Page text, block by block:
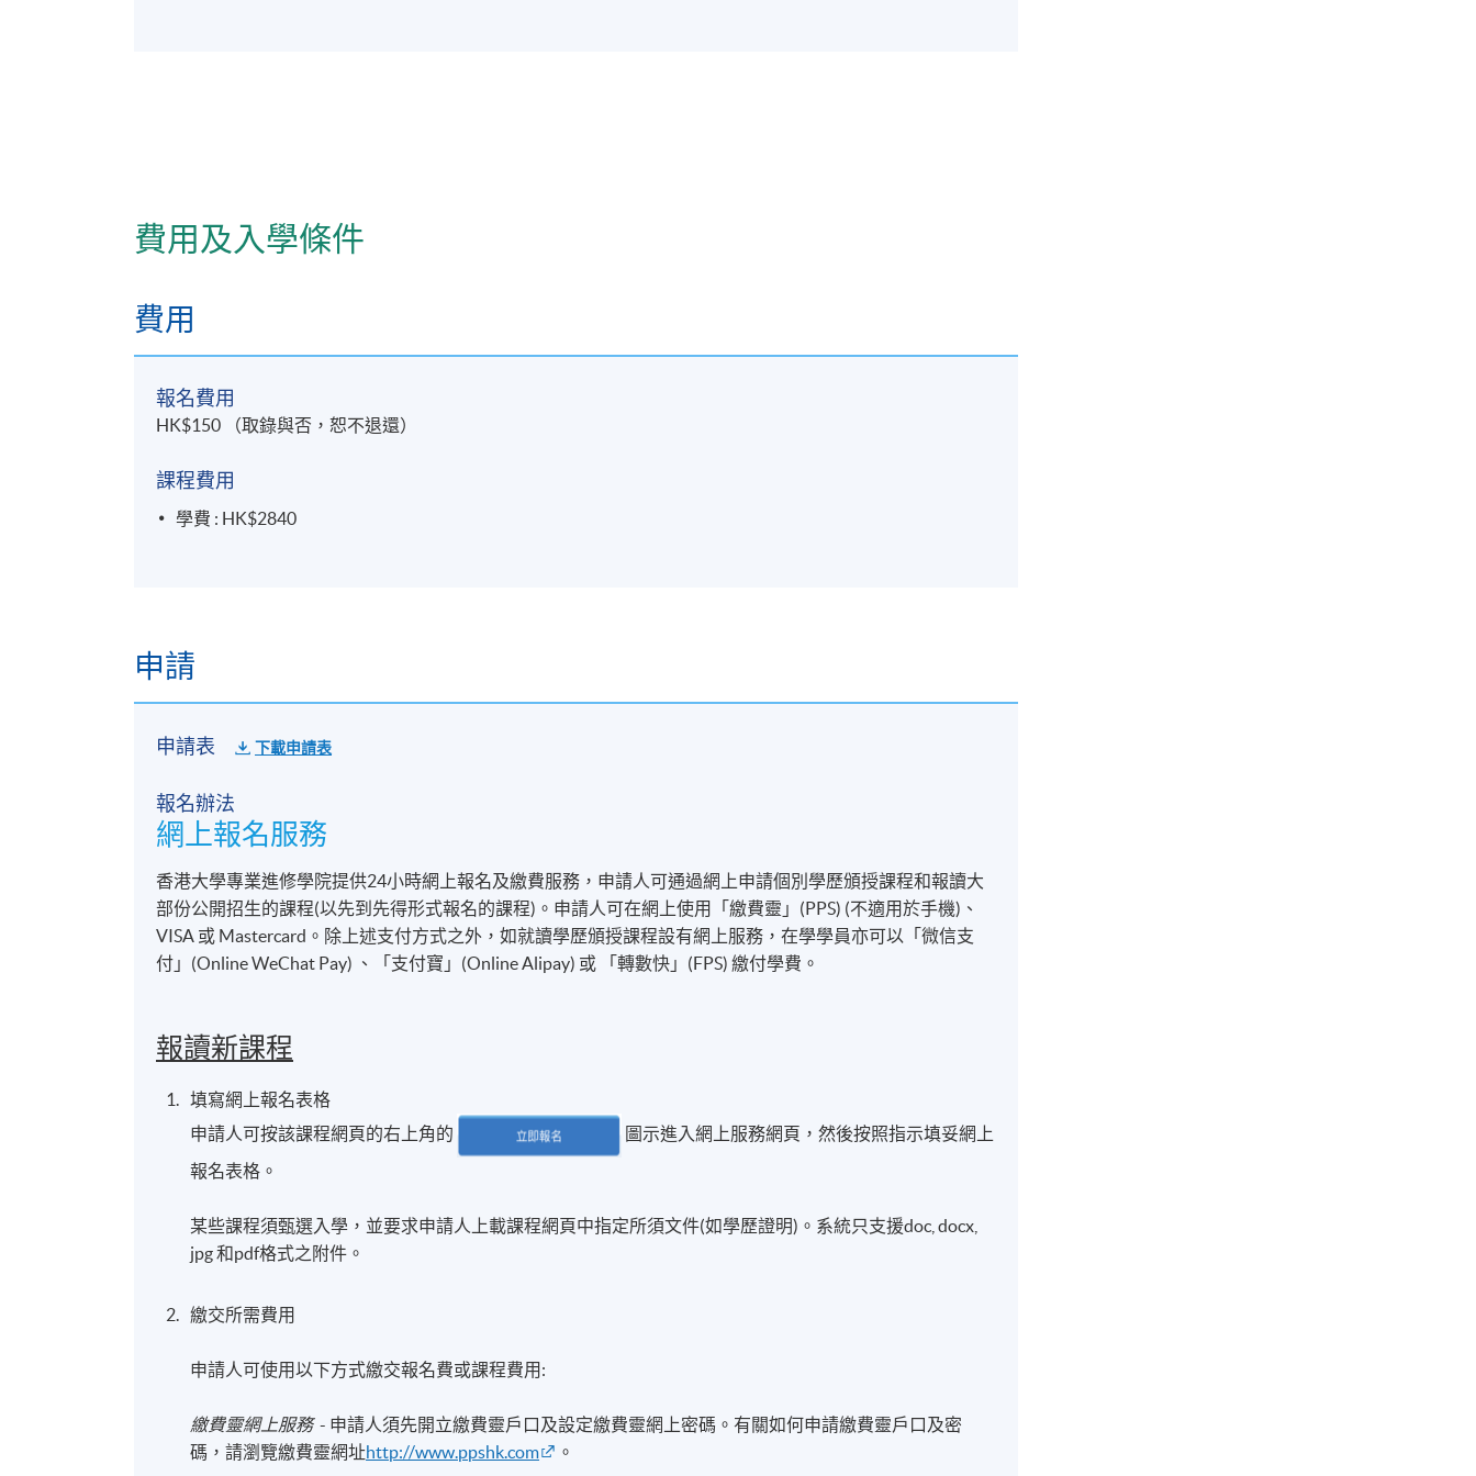
費用及入學條件
費用
報名費用
HK$150 （取錄與否，恕不退還）
課程費用
學費 : HK$2840
申請
申請表 下載申請表
報名辦法
網上報名服務
香港大學專業進修學院提供24小時網上報名及繳費服務，申請人可通過網上申請個別學歷頒授課程和報讀大
部份公開招生的課程(以先到先得形式報名的課程)。申請人可在網上使用「繳費靈」(PPS) (不適用於手機)、
VISA 或 Mastercard。除上述支付方式之外，如就讀學歷頒授課程設有網上服務，在學學員亦可以「微信支
付」(Online WeChat Pay) 、「支付寶」(Online Alipay) 或 「轉數快」(FPS) 繳付學費。
報讀新課程
填寫網上報名表格
申請人可按該課程網頁的右上角的
圖示進入網上服務網頁，然後按照指示填妥網上
報名表格。
某些課程須甄選入學，並要求申請人上載課程網頁中指定所須文件(如學歷證明)。系統只支援doc, docx,
jpg 和pdf格式之附件。
繳交所需費用
申請人可使用以下方式繳交報名費或課程費用:
繳費靈網上服務- 申請人須先開立繳費靈戶口及設定繳費靈網上密碼。有關如何申請繳費靈戶口及密
碼，請瀏覽繳費靈網址http://www.ppshk.com 。